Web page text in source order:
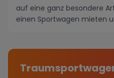
auf eine ganz besondere
einen Sportwagen mieten